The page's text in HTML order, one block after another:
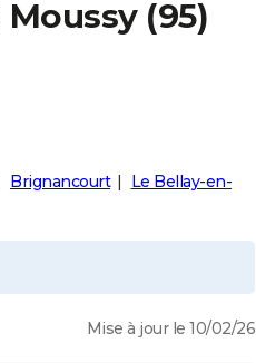
Moussy(95)
Brignancourt
Le Bellay-en-
Mise à jour le 10/02/26